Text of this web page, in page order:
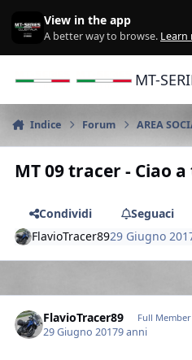
View in the app
A better way to browse. Learn
MT-
Indice Forum AREA
MT 09 tracer - Ciao
Condividi Seguaci
FlavioTracer8929 Giugno
FlavioTracer89 Full Member
29 Giugno 20179 anni